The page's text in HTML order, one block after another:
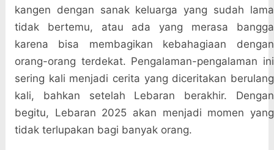
kangen dengan sanak keluarga yang sudah lama
tidak bertemu, atau ada yang merasa bangga
karena bisa membagikan kebahagiaan dengan
orang-orang terdekat. Pengalaman-pengalaman ini
sering kali menjadi cerita yang diceritakan berulang
kali, bahkan setelah Lebaran berakhir. Dengan
begitu, Lebaran 2025 akan menjadi momen yang
tidak terlupakan bagi banyak orang.